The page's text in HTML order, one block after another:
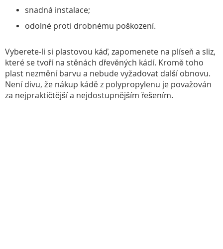
snadná instalace;
odolné proti drobnému poškození.
Vyberete-li si plastovou káď, zapomenete na plíseň a sliz,
které se tvoří na stěnách dřevěných kádí. Kromě toho
plast nezmění barvu a nebude vyžadovat další obnovu.
Není divu, že nákup kádě z polypropylenu je považován
za nejpraktičtější a nejdostupnějším řešením.